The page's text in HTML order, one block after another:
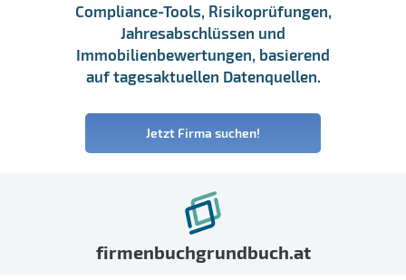
Compliance-Tools, Risikoprüfungen,
Jahresabschlüssen und
Immobilienbewertungen, basierend
auf tagesaktuellen Datenquellen.
Jetzt Firma suchen!
firmenbuchgrundbuch.at